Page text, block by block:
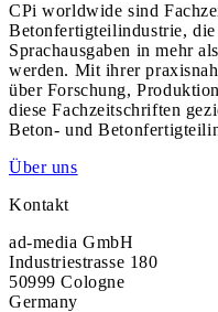
CPi worldwide sind
Betonfertigteilindustrie, die
Sprachausgaben in mehr
werden. Mit ihrer
über Forschung,
diese Fachzeitschriften
Beton- und
Über uns
Kontakt
ad-media GmbH
Industriestrasse 180
50999 Cologne
Germany